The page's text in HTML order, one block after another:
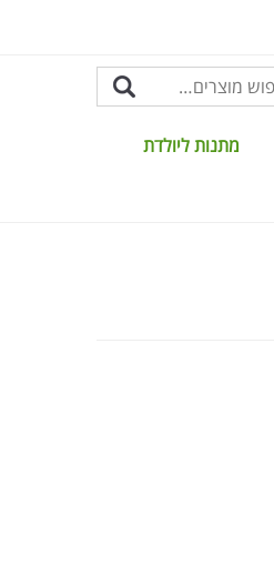
מתנות ליולדת